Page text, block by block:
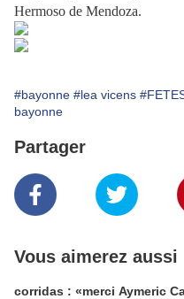
Hermoso de Mendoza.
#bayonne #lea vicens
bayonne
Partager
Vous aimerez aussi
corridas : «merci Aymeric